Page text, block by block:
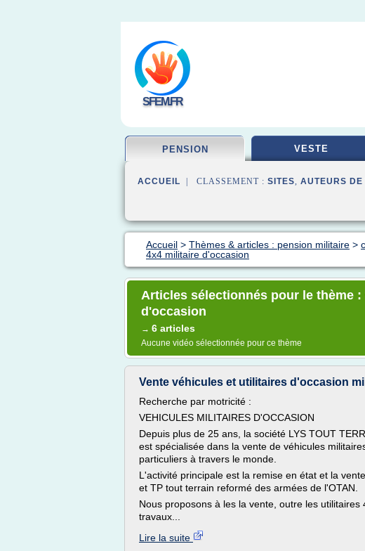
SFEM.FR
PENSION VESTE
ACCUEIL | CLASSEMENT : SITES, AUTEURS DE
Accueil > Thèmes & articles : pension militaire >
4x4 militaire d'occasion
Articles sélectionnés pour le thème
d'occasion
→ 6 articles
Aucune vidéo sélectionnée pour ce thème
Vente véhicules et utilitaires d'occasion
Recherche par motricité :
VEHICULES MILITAIRES D'OCCASION
Depuis plus de 25 ans, la société LYS TOUT
est spécialisée dans la vente de véhicules
particuliers à travers le monde.
L'activité principale est la remise en état et la
et TP tout terrain reformé des armées de l'OTAN.
Nous proposons à les la vente, outre les
travaux...
Lire la suite